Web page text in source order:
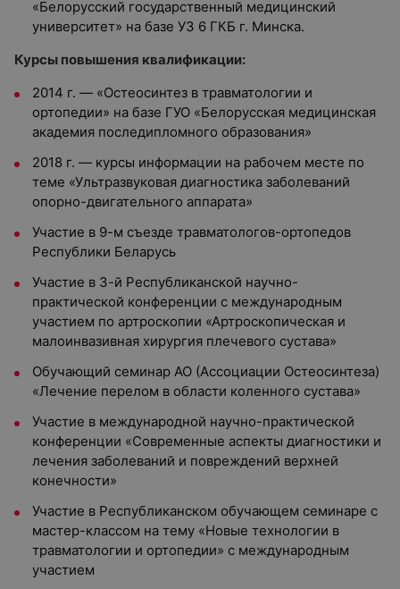
«Белорусский государственный медицинский
университет» на базе УЗ 6 ГКБ г. Минска.
Курсы повышения квалификации:
2014 г. — «Остеосинтез в травматологии и
ортопедии» на базе ГУО «Белорусская медицинская
академия последипломного образования»
2018 г. — курсы информации на рабочем месте по
теме «Ультразвуковая диагностика заболеваний
опорно-двигательного аппарата»
Участие в 9-м съезде травматологов-ортопедов
Республики Беларусь
Участие в 3-й Республиканской научно-
практической конференции с международным
участием по артроскопии «Артроскопическая и
малоинвазивная хирургия плечевого сустава»
Обучающий семинар АО (Ассоциации Остеосинтеза)
«Лечение перелом в области коленного сустава»
Участие в международной научно-практической
конференции «Современные аспекты диагностики и
лечения заболеваний и повреждений верхней
конечности»
Участие в Республиканском обучающем семинаре с
мастер-классом на тему «Новые технологии в
травматологии и ортопедии» с международным
участием